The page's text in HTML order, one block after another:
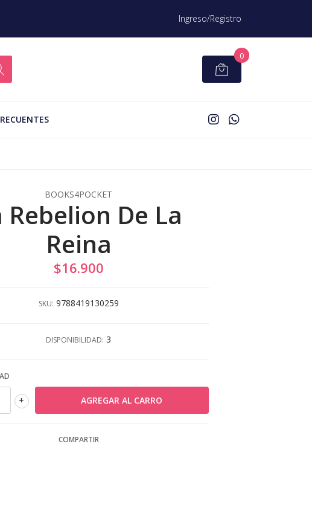
Ingreso/Registro
0
BOOKS4POCKET
Rebelion De La
Reina
$16.900
SKU: 9788419130259
DISPONIBILIDAD: 3
+
COMPARTIR